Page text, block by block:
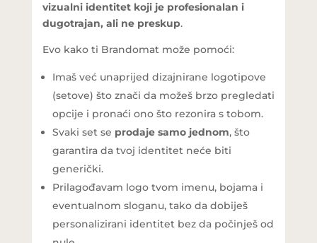
vizualni identitet koji je profesionalan i
dugotrajan, ali ne preskup.
Evo kako ti Brandomat može pomoći:
Imaš već unaprijed dizajnirane logotipove
(setove) što znači da možeš brzo pregledati
opcije i pronaći ono što rezonira s tobom.
Svaki set se prodaje samo jednom, što
garantira da tvoj identitet neće biti
generički.
Prilagođavam logo tvom imenu, bojama i
eventualnom sloganu, tako da dobiješ
personalizirani identitet bez da počinješ od